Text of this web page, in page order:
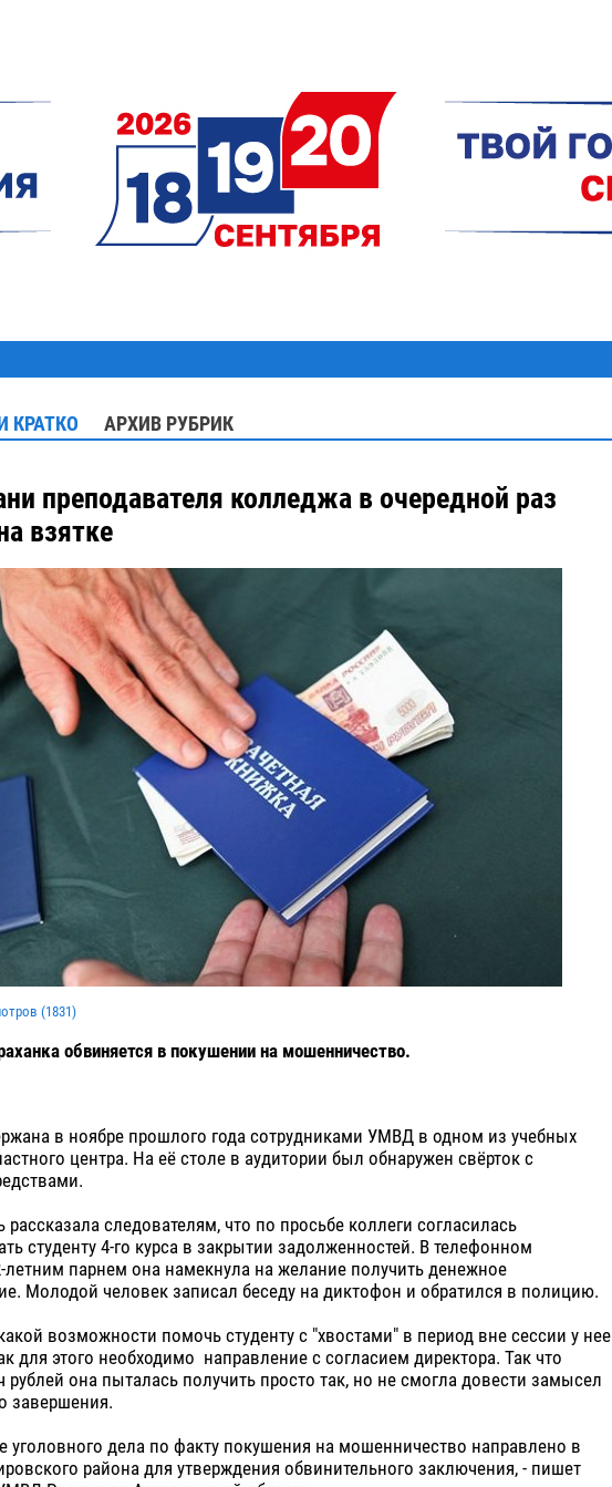
КРАТКО АРХИВ РУБРИК
преподавателя колледжа в очередной раз
взятке
(1831)
обвиняется в покушении на мошенничество.
в ноябре прошлого года сотрудниками УМВД в одном из учебных
центра. На её столе в аудитории был обнаружен свёрток с
рассказала следователям, что по просьбе коллеги согласилась
студенту 4-го курса в закрытии задолженностей. В телефонном
летним парнем она намекнула на желание получить денежное
Молодой человек записал беседу на диктофон и обратился в полицию.
возможности помочь студенту с "хвостами" в период вне сессии у нее
для этого необходимо направление с согласием директора. Так что
рублей она пыталась получить просто так, но не смогла довести замысел
завершения.
уголовного дела по факту покушения на мошенничество направлено в
района для утверждения обвинительного заключения, - пишет